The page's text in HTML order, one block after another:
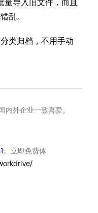
导入旧文件，而且
乱。
类归档，不用手动
内外企业一致喜爱。
。立即免费体